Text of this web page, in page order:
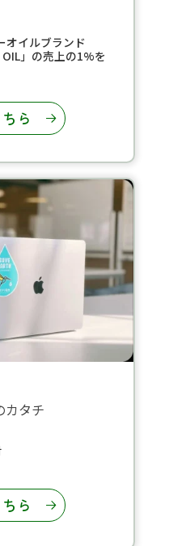
オイルブランド
OIL」の売上の1%を
ら
カタチ
ら